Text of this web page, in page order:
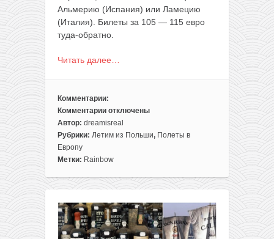
Альмерию (Испания) или Ламецию
(Италия). Билеты за 105 — 115 евро
туда-обратно.
Читать далее…
Комментарии:
Комментарии
к
записи
Август:
чартеры
Польши
Италию
и
Испанию
отключены
Автор: dreamisreal
Рубрики: Летим из Польши, Полеты в
Европу
Метки: Rainbow